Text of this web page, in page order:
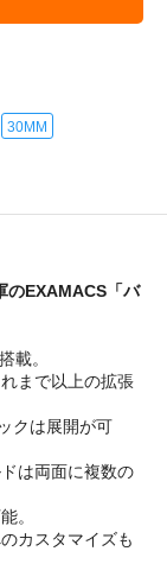
30MM
のEXAMACS「バ
載。
まで以上の拡張
クは展開が可
は両面に複数の
。
カスタマイズも